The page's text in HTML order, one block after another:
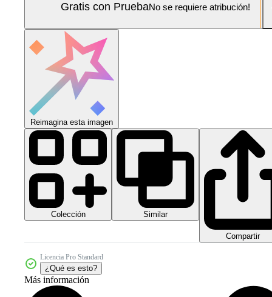
Gratis con PruebaNo se requiere atribución!
Reimagina esta imagen
Colección Similar
Compartir
Licencia Pro Standard
¿Qué es esto?
Más información